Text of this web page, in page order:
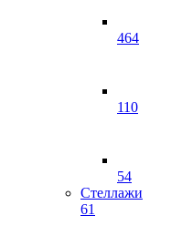
464
110
54
Стеллажи
61